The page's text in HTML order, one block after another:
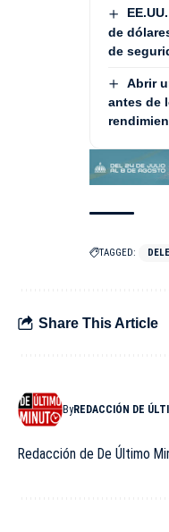
de
de
Abrir
antes de
TAGGED:
Share This Article
ByREDACCIÓN DE
Redacción de De Último